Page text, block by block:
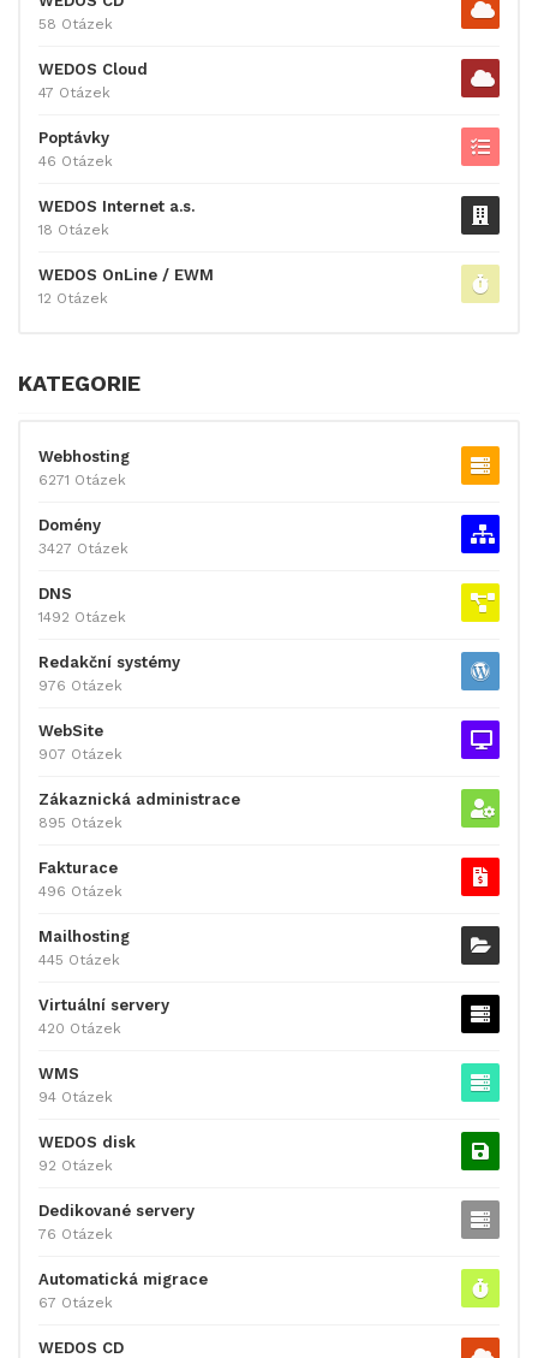
58 Otázek
WEDOS Cloud
47 Otázek
Poptávky
46 Otázek
WEDOS Internet a.s.
18 Otázek
WEDOS OnLine / EWM
12 Otázek
KATEGORIE
Webhosting
6271 Otázek
Domény
3427 Otázek
DNS
1492 Otázek
Redakční systémy
976 Otázek
WebSite
907 Otázek
Zákaznická administrace
895 Otázek
Fakturace
496 Otázek
Mailhosting
445 Otázek
Virtuální servery
420 Otázek
WMS
94 Otázek
WEDOS disk
92 Otázek
Dedikované servery
76 Otázek
Automatická migrace
67 Otázek
WEDOS CD